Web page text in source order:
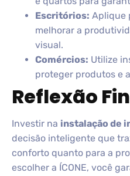
Escritórios: Aplique
melhorar a
visual.
Comércios: Utilize
proteger produtos e
Reflexão
Investir na instalação de
decisão inteligente que
conforto quanto para a
escolher a ÍCONE, você